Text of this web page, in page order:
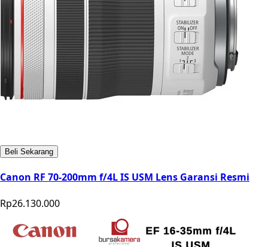
Beli Sekarang
Canon RF 70-200mm f/4L IS USM Lens Garansi Resmi
Rp26.130.000